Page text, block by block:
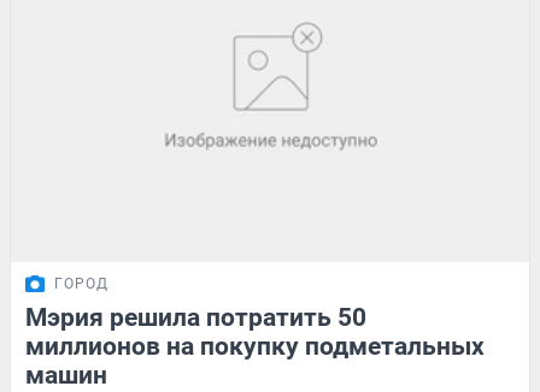
ГОРОД
Мэрия решила потратить 50
миллионов на покупку подметальных
машин